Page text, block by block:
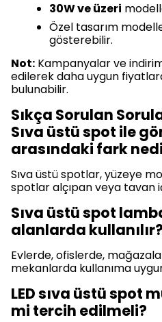
30W ve üzeri
Özel tasarım
gösterebilir.
Not: Kampanyalar ve
edilerek daha uygun
bulunabilir.
Sıkça Sorulan
Sıva üstü spot ile
arasındaki fark
Sıva üstü spotlar, yüzeye
spotlar alçıpan veya tavan
Sıva üstü spot
alanlarda kullanılır?
Evlerde, ofislerde,
mekanlarda kullanıma
LED sıva üstü spot
mi tercih edilmeli?